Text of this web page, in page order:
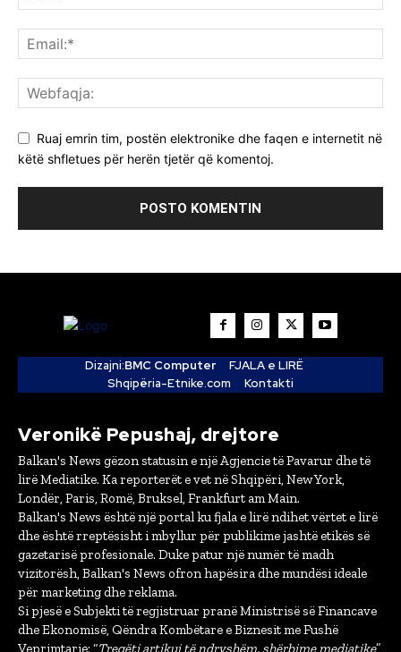
Ruaj emrin tim, postën elektronike dhe faqen e internetit në
këtë shfletues për herën tjetër që komentoj.
Dizajni:BMC Computer
FJALA e LIRË
Shqipëria-Etnike.com
Kontakti
Veronikë Pepushaj, drejtore
Balkan's News gëzon statusin e një Agjencie të Pavarur dhe të
lirë Mediatike. Ka reporterët e vet në Shqipëri, New York,
Londër, Paris, Romë, Bruksel, Frankfurt am Main.
Balkan's News është një portal ku fjala e lirë ndihet vërtet e lirë
dhe është rreptësisht i mbyllur për publikime jashtë etikës së
gazetarisë profesionale. Duke patur një numër të madh
vizitorësh, Balkan's News ofron hapësira dhe mundësi ideale
për marketing dhe reklama.
Si pjesë e Subjekti të regjistruar pranë Ministrisë së Financave
dhe Ekonomisë, Qëndra Kombëtare e Biznesit me Fushë
Veprimtarie: “Tregëti artikuj të ndryshëm, shërbime mediatike”,